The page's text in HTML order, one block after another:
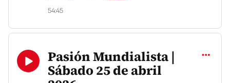
54:45
Pasión Mundialista |
Sábado 25 de abril